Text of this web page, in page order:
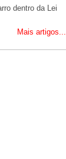
dentro da Lei
Mais artigos...